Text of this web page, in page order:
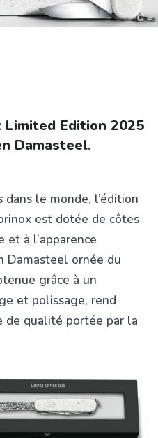
Limited Edition 2025
Damasteel.
le monde, l’édition
est dotée de côtes
à l’apparence
Damasteel ornée du
grâce à un
et polissage, rend
de qualité portée par la